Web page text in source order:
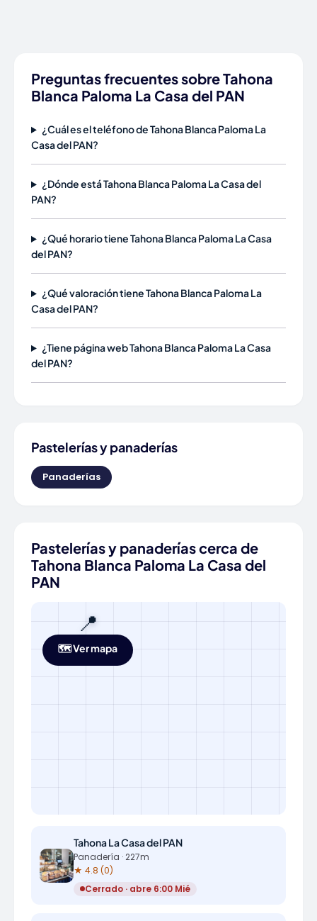
Preguntas frecuentes sobre Tahona
Blanca Paloma La Casa del PAN
¿Cuál es el teléfono de Tahona Blanca Paloma La
Casa del PAN?
¿Dónde está Tahona Blanca Paloma La Casa del
PAN?
¿Qué horario tiene Tahona Blanca Paloma La Casa
del PAN?
¿Qué valoración tiene Tahona Blanca Paloma La
Casa del PAN?
¿Tiene página web Tahona Blanca Paloma La Casa
del PAN?
Pastelerías y panaderías
Panaderías
Pastelerías y panaderías cerca de
Tahona Blanca Paloma La Casa del
PAN
📍
🗺️ Ver mapa
Tahona La Casa del PAN
Panadería · 227m
★ 4.8 (0)
Cerrado · abre 6:00 Mié